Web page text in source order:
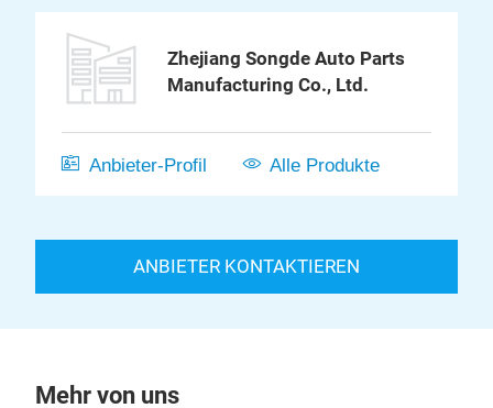
Zhejiang Songde Auto Parts
Manufacturing Co., Ltd.
Anbieter-Profil Alle Produkte
ANBIETER KONTAKTIEREN
Mehr von uns